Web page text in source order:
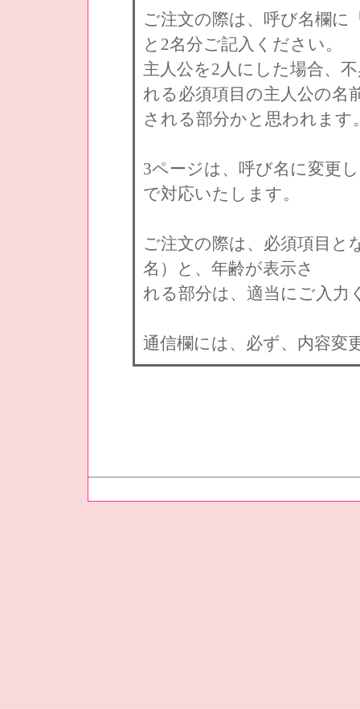
ご注文の際は、呼び名欄に
と2名分ご記入ください。
主人公を2人にした場合、
れる必須項目の主人公の名
される部分かと思われます
3ページは、呼び名に変更
で対応いたします。
ご注文の際は、必須項目と
名）と、年齢が表示さ
れる部分は、適当にご入力
通信欄には、必ず、内容変